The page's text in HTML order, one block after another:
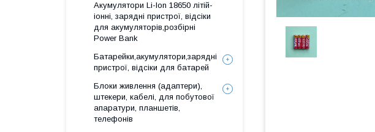
Акумулятори Li-Ion 18650 літій-
іонні, зарядні пристрої, відсіки
для акумуляторів,розбірні
Power Bank
Батарейки,акумулятори,зарядні
пристрої, відсіки для батарей
Блоки живлення (адаптери),
штекери, кабелі, для побутової
апаратури, планшетів,
телефонів